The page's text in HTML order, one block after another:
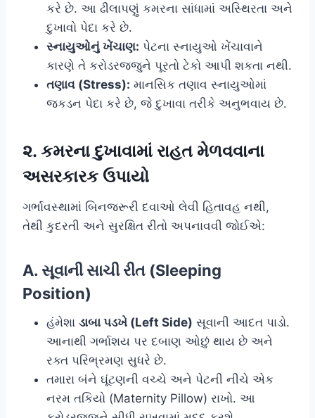
કરે છે. આ ઢીલાપણું કમરના સાંધામાં અસ્થિરતા અને
દુખાવો પેદા કરે છે.
સ્નાયુઓનું ખેંચાણ: પેટના સ્નાયુઓ ખેંચાવાને
કારણે તે કરોડરજ્જુને પૂરતો ટેકો આપી શકતા નથી.
તણાવ (Stress): માનસિક તણાવ સ્નાયુઓમાં
જકડન પેદા કરે છે, જે દુખાવા તરીકે અનુભવાય છે.
૨. કમરના દુખાવામાં રાહત મેળવવાના
અસરકારક ઉપાયો
ગર્ભાવસ્થામાં બિનજરૂરી દવાઓ લેવી હિતાવહ નથી,
તેથી કુદરતી અને સુરક્ષિત રીતો અપનાવવી જોઈએ:
A. સૂવાની સાચી રીત (Sleeping
Position)
હંમેશા ડાબા પડખે (Left Side) સૂવાની આદત પાડો.
આનાથી ગર્ભાશય પર દબાણ ઓછું થાય છે અને
રક્ત પરિભ્રમણ સુધરે છે.
તમારા બંને ઘૂંટણની વચ્ચે અને પેટની નીચે એક
નરમ તકિયો (Maternity Pillow) રાખો. આ